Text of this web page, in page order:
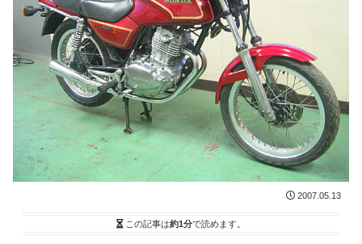
2007.05.13
この記事は約1分で読めます。